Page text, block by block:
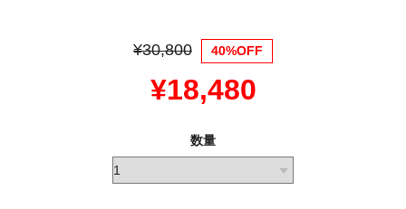
¥30,800 40%OFF
¥18,480
数量